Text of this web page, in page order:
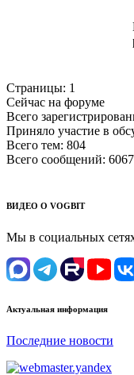
Страницы: 1
Сейчас на форуме
Всего
Приняло участие в
Всего тем: 804
Всего сообщений: 6067
ВИДЕО О VOGBIT
Мы в социальных
Актуальная информация
Последние новости